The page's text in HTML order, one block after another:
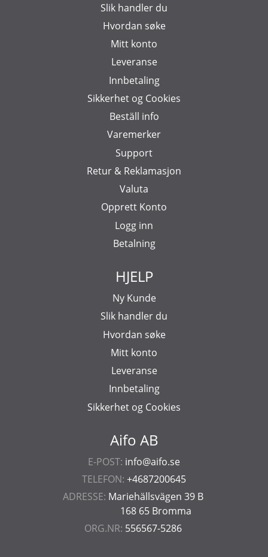
Aifo AB
E-POST: info@aifo.se
TELEFON: +4687200645
ADRESSE: Mariehällsvägen 39 B
168 65 Bromma
ORG.NR: 556567-5286
Slik handler du
Hvordan søke
Mitt konto
Leveranse
Innbetaling
Sikkerhet og Cookies
Beställ info
Varemerker
Support
Retur & Reklamasjon
Valuta
Opprett Konto
Logg inn
Betalning
HJELP
Ny Kunde
Slik handler du
Hvordan søke
Mitt konto
Leveranse
Innbetaling
Sikkerhet og Cookies